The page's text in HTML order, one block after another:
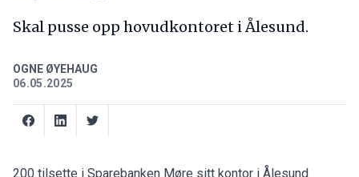
Skal pusse opp hovudkontoret i Ålesund.
OGNE ØYEHAUG
06.05.2025
200 tilsette i Sparebanken Møre sitt kontor i Ålesund